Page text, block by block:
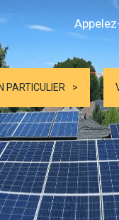
PARTICULIER